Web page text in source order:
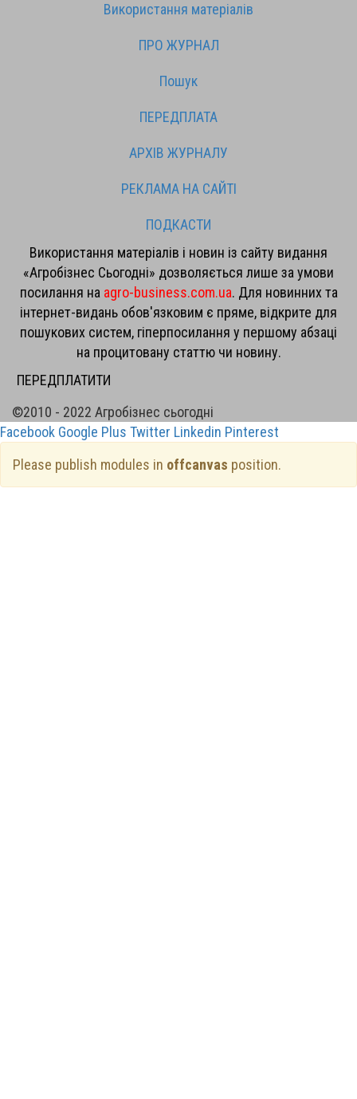
Використання матеріалів
ПРО ЖУРНАЛ
Пошук
ПЕРЕДПЛАТА
АРХІВ ЖУРНАЛУ
РЕКЛАМА НА САЙТІ
ПОДКАСТИ
Використання матеріалів і новин із сайту видання
«Агробізнес Сьогодні» дозволяється лише за умови
посилання на agro-business.com.ua. Для новинних та
інтернет-видань обов'язковим є пряме, відкрите для
пошукових систем, гіперпосилання у першому абзаці
на процитовану статтю чи новину.
ПЕРЕДПЛАТИТИ
©2010 - 2022 Агробізнес сьогодні
Facebook Google Plus Twitter Linkedin Pinterest
Please publish modules in offcanvas position.